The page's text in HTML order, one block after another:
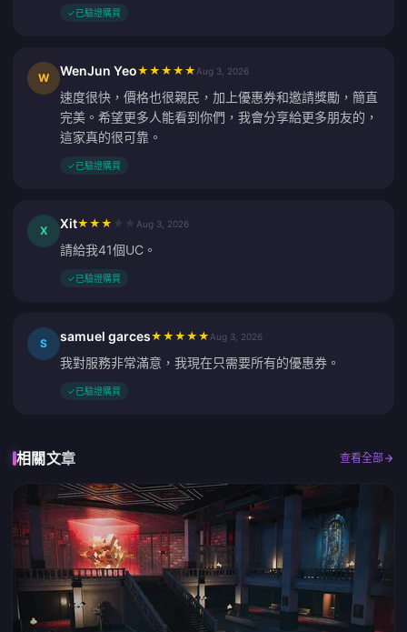
✓已驗證購買
W WenJun Yeo★ ★ ★ ★ ★ Aug 3, 2026
速度很快，價格也很親民，加上優惠券和邀請獎勵，簡直
完美。希望更多人能看到你們，我會分享給更多朋友的，
這家真的很可靠。
✓已驗證購買
X Xit★ ★ ★ Aug 3, 2026
請給我41個UC。
✓已驗證購買
S samuel garces★ ★ ★ ★ ★ Aug 3, 2026
我對服務非常滿意，我現在只需要所有的優惠券。
✓已驗證購買
相關文章 查看全部